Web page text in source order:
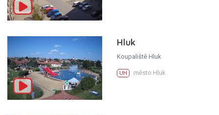
Hluk
Koupaliště Hluk
UH město Hluk